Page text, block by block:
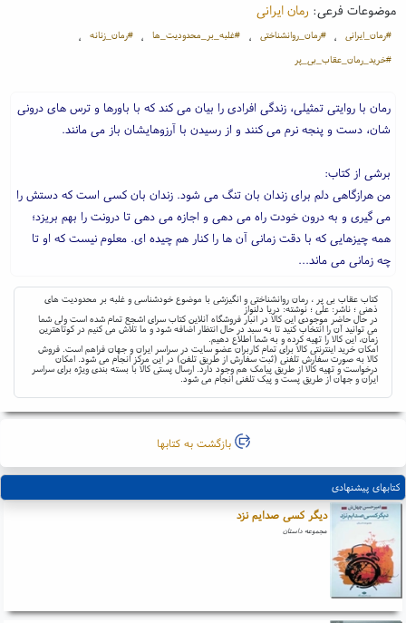
موضوعات فرعی: رمان ایرانی
#رمان_ایرانی ، #رمان_روانشناختی ، #غلبه_بر_محدودیت_ها ، #رمان_زنانه ،
#خرید_رمان_عقاب_بی_پر
رمان با روایتی تمثیلی، زندگی افرادی را بیان می کند که با باورها و ترس های درونی
شان، دست و پنجه نرم می کنند و از رسیدن با آرزوهایشان باز می مانند.
برشی از کتاب:
من هرازگاهی دلم برای زندان بان تنگ می شود. زندان بان کسی است که دستش را
می گیری و به درون خودت راه می دهی و اجازه می دهی تا درونت را بهم بریزد؛
همه چیزهایی که با دقت زمانی آن ها را کنار هم چیده ای. معلوم نیست که او تا
چه زمانی می ماند...
کتاب عقاب بی پر ، رمان روانشناختی و انگیزشی با موضوع خودشناسی و غلبه بر محدودیت های
ذهنی ؛ ناشر: علی ؛ نوشته: دریا دلنواز
در حال حاضر موجودی این کالا در انبار فروشگاه آنلاین کتاب سرای اشجع تمام شده است ولی شما
می توانید آن را انتخاب کنید تا به سبد در حال انتظار اضافه شود و ما تلاش می کنیم در کوتاهترین
زمان، این کالا را تهیه کرده و به شما اطلاع دهیم.
امکان خرید اینترنتی کالا برای تمام کاربران عضو سایت در سراسر ایران و جهان فراهم است. فروش
کالا به صورت سفارش تلفنی (ثبت سفارش از طریق تلفن) در این مرکز انجام می شود. امکان
درخواست و تهیه کالا از طریق پیامک هم وجود دارد. ارسال پستی کالا با بسته بندی ویژه برای سراسر
ایران و جهان از طریق پست و پیک تلفنی انجام می شود.
بازگشت به کتابها
کتابهای پیشنهادی
دیگر کسی صدایم نزد
مجموعه داستان